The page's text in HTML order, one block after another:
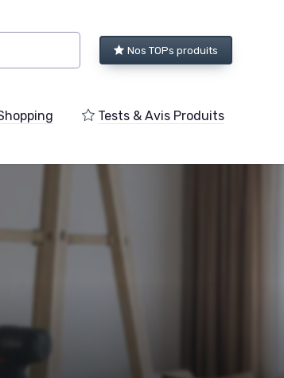
Nos TOPs produits
Tests & Avis Produits